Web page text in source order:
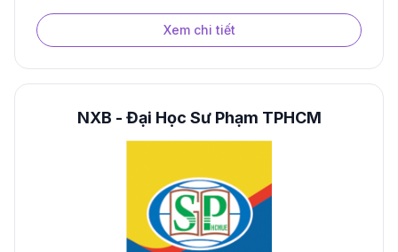
Xem chi tiết
NXB - Đại Học Sư Phạm TPHCM